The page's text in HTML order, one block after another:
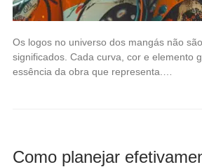
Os logos no universo dos mangás não
significados. Cada curva, cor e elemento
essência da obra que representa.…
Como planejar